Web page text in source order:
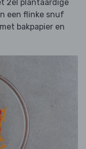
2el plantaardige
een flinke snuf
bakpapier en